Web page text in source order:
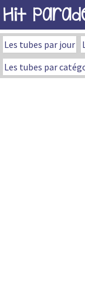
Hit
Les tubes par jour
Les tubes par